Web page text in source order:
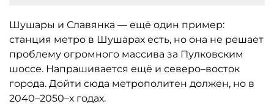
Шушары и Славянка — ещё один пример:
станция метро в Шушарах есть, но она не решает
проблему огромного массива за Пулковским
шоссе. Напрашивается ещё и северо–восток
города. Дойти сюда метрополитен должен, но в
2040–2050–х годах.